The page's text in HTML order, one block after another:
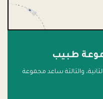
طبيب
والثالثة ساعد مجموعة